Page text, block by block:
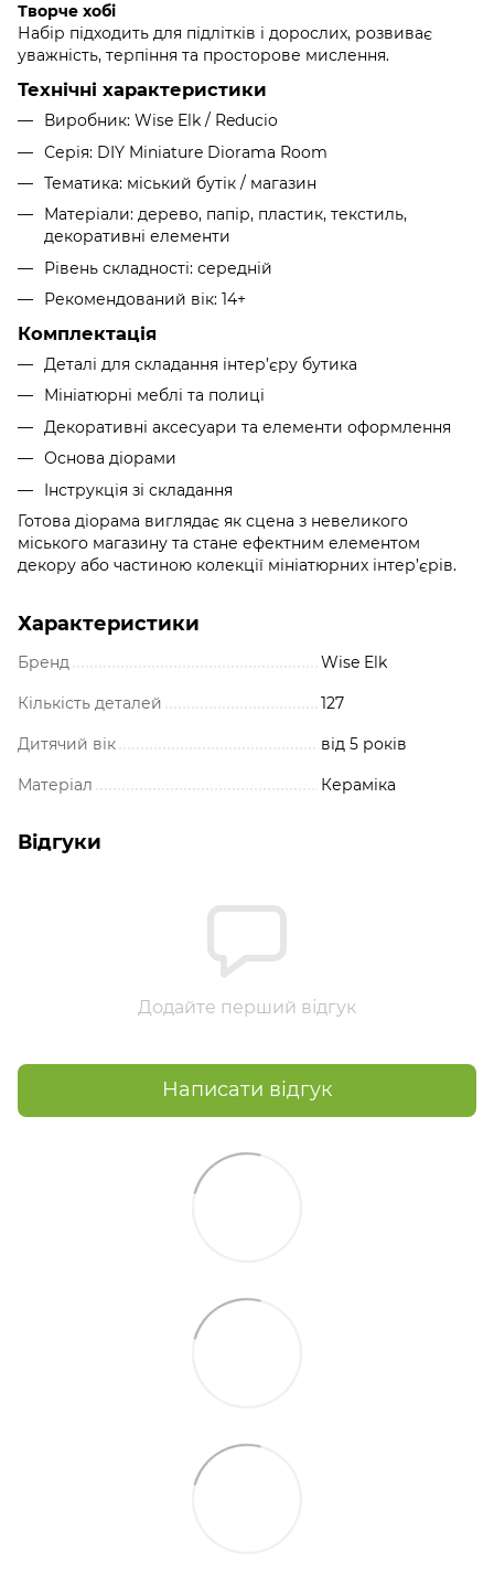
Творче хобі
Набір підходить для підлітків і дорослих, розвиває
уважність, терпіння та просторове мислення.
Технічні характеристики
Виробник: Wise Elk / Reducio
Серія: DIY Miniature Diorama Room
Тематика: міський бутік / магазин
Матеріали: дерево, папір, пластик, текстиль,
декоративні елементи
Рівень складності: середній
Рекомендований вік: 14+
Комплектація
Деталі для складання інтер’єру бутика
Мініатюрні меблі та полиці
Декоративні аксесуари та елементи оформлення
Основа діорами
Інструкція зі складання
Готова діорама виглядає як сцена з невеликого
міського магазину та стане ефектним елементом
декору або частиною колекції мініатюрних інтер’єрів.
Характеристики
Бренд Wise Elk
Кількість деталей 127
Дитячий вік від 5 років
Матеріал Кераміка
Відгуки
Додайте перший відгук
Написати відгук